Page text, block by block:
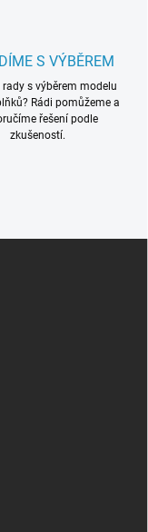
S VÝBĚREM
rady s výběrem modelu
Rádi pomůžeme a
řešení podle
zkušeností.